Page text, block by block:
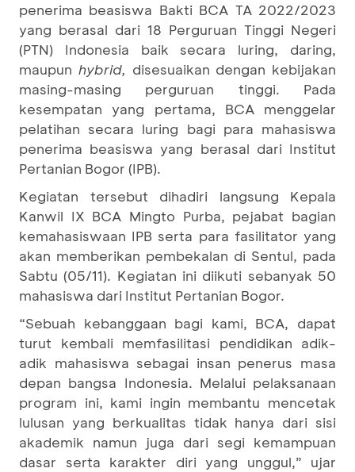
penerima beasiswa Bakti BCA TA 2022/2023
yang berasal dari 18 Perguruan Tinggi Negeri
(PTN) Indonesia baik secara luring, daring,
maupun hybrid, disesuaikan dengan kebijakan
masing-masing perguruan tinggi. Pada
kesempatan yang pertama, BCA menggelar
pelatihan secara luring bagi para mahasiswa
penerima beasiswa yang berasal dari Institut
Pertanian Bogor (IPB).
Kegiatan tersebut dihadiri langsung Kepala
Kanwil IX BCA Mingto Purba, pejabat bagian
kemahasiswaan IPB serta para fasilitator yang
akan memberikan pembekalan di Sentul, pada
Sabtu (05/11). Kegiatan ini diikuti sebanyak 50
mahasiswa dari Institut Pertanian Bogor.
“Sebuah kebanggaan bagi kami, BCA, dapat
turut kembali memfasilitasi pendidikan adik-
adik mahasiswa sebagai insan penerus masa
depan bangsa Indonesia. Melalui pelaksanaan
program ini, kami ingin membantu mencetak
lulusan yang berkualitas tidak hanya dari sisi
akademik namun juga dari segi kemampuan
dasar serta karakter diri yang unggul,” ujar